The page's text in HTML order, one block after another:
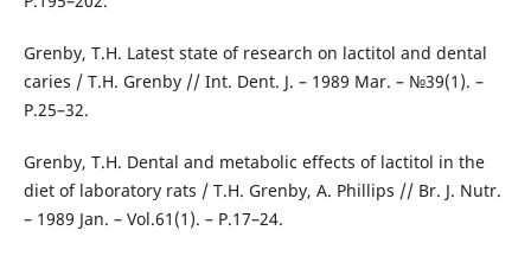
Grenby, T.H. Latest state of research on lactitol and dental
caries / T.H. Grenby // Int. Dent. J. – 1989 Mar. – №39(1). –
Р.25–32.
Grenby, T.H. Dental and metabolic effects of lactitol in the
diet of laboratory rats / T.H. Grenby, A. Phillips // Br. J. Nutr.
– 1989 Jan. – Vol.61(1). – Р.17–24.